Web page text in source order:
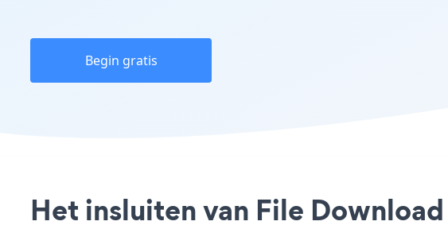
Begin gratis
Het insluiten van File